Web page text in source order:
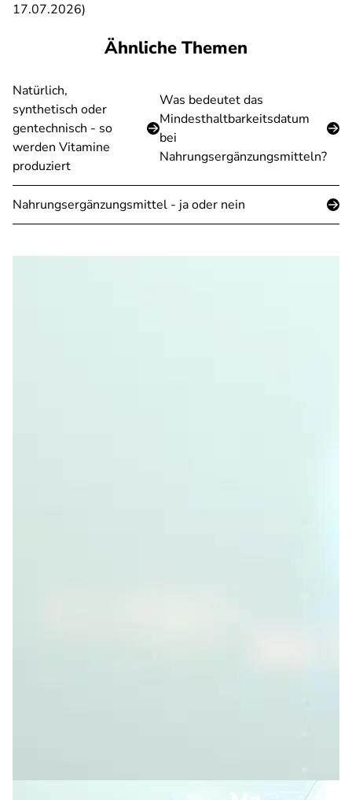
17.07.2026)
Ähnliche Themen
Natürlich,
synthetisch oder
gentechnisch - so
werden Vitamine
produziert
Was bedeutet das
Mindesthaltbarkeitsdatum
bei
Nahrungsergänzungsmitteln?
Nahrungsergänzungsmittel - ja oder nein